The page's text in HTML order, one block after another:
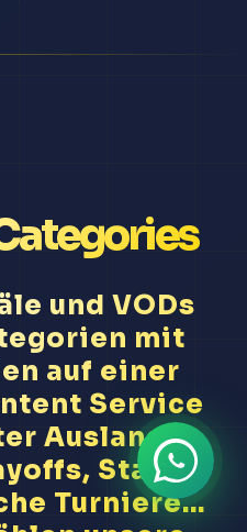
und VODs
mit
auf einer
Service
Ausland
Stanley
Turniere...